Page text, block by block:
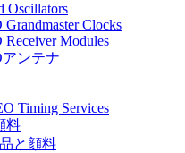
Oscillators
Clocks
Modules
アンテナ
Timing Services
料
と顔料